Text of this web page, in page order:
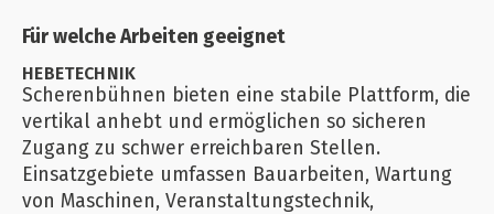
Für welche Arbeiten geeignet
HEBETECHNIK
Scherenbühnen bieten eine stabile Plattform, die
vertikal anhebt und ermöglichen so sicheren
Zugang zu schwer erreichbaren Stellen.
Einsatzgebiete umfassen Bauarbeiten, Wartung
von Maschinen, Veranstaltungstechnik,